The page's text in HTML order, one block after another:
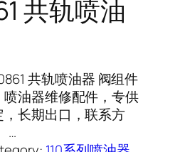
共轨喷油
共轨喷油器 阀组件
喷油器维修配件，专供
长期出口，联系方
…